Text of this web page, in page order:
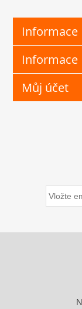
Informace
Informace
Můj účet